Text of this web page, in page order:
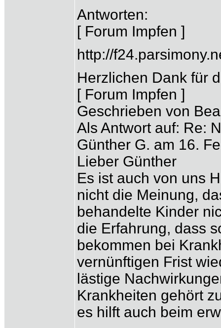
Antworten:
[ Forum Impfen ]
http://
Herzlichen Dank für
[ Forum Impfen ]
Geschrieben von
Als Antwort auf: Re:
Günther G. am 16.
Lieber Günther
Es ist auch von uns
nicht die Meinung,
behandelte Kinder
die Erfahrung, dass
bekommen bei
vernünftigen Frist
lästige
Krankheiten gehört
es hilft auch beim